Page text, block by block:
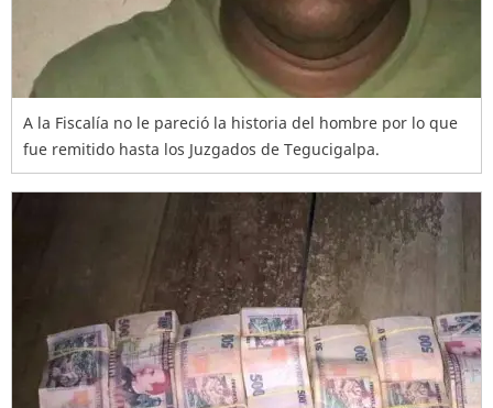
A la Fiscalía no le pareció la historia del hombre por lo que
fue remitido hasta los Juzgados de Tegucigalpa.